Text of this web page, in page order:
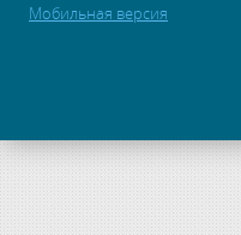
Мобильная версия